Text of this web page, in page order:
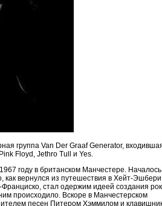
группа Van Der Graaf Generator,
Floyd, Jethro Tull и Yes.
году в британском Манчестере. Началось
вернулся из путешествия в Хейт-
стал одержим идеей создания
происходило. Вскоре в Манчестерском
песен Питером Хэммилом и